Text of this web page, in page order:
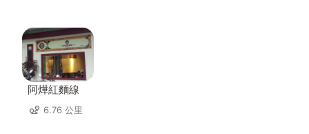
阿燁紅麵線
6.76 公里